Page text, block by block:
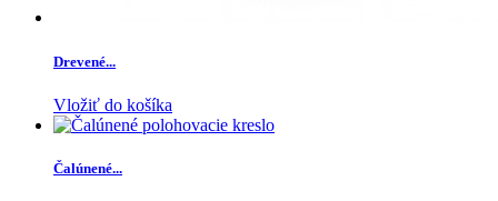
Drevené...
Vložiť do košíka
Čalúnené...